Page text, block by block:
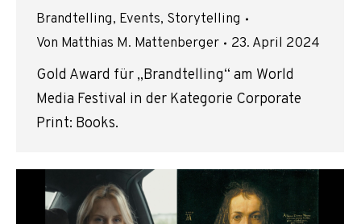
Brandtelling, Events, Storytelling
Von Matthias M. Mattenberger 23. April 2024
Gold Award für „Brandtelling“ am World
Media Festival in der Kategorie Corporate
Print: Books.